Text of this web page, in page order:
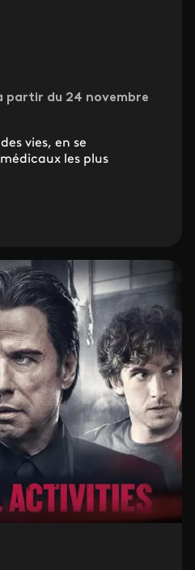
partir du 24 novembre
vies, en se
les plus